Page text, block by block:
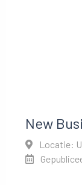
New
Locatie: